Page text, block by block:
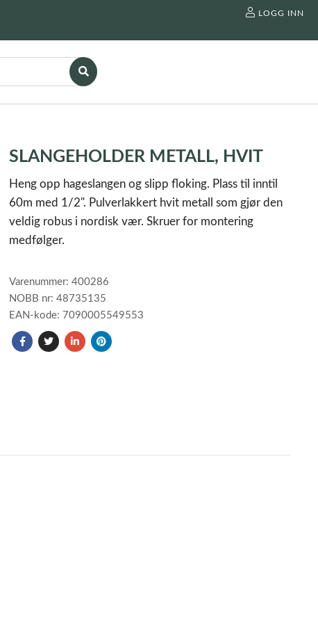
LOGG INN
SLANGEHOLDER METALL, HVIT
Heng opp hageslangen og slipp floking. Plass til inntil
60m med 1/2". Pulverlakkert hvit metall som gjør den
veldig robus i nordisk vær. Skruer for montering
medfølger.
Varenummer: 400286
NOBB nr: 48735135
EAN-kode: 7090005549553